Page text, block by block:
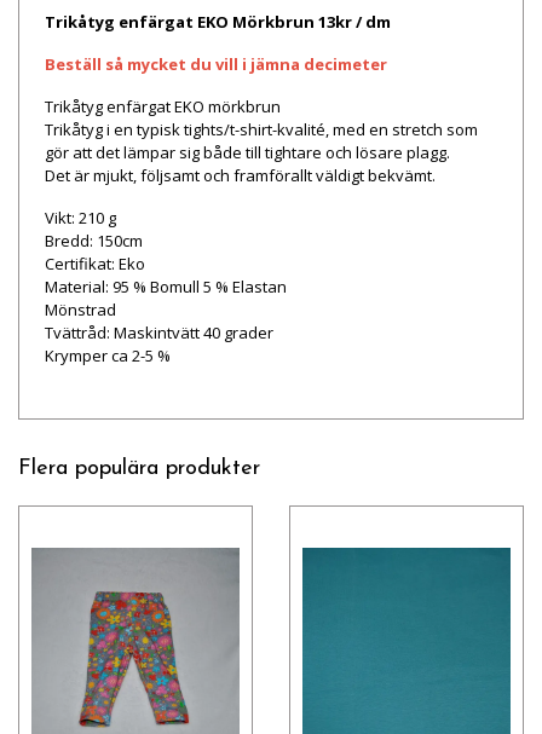
Trikåtyg enfärgat EKO Mörkbrun 13kr / dm
Beställ så mycket du vill i jämna decimeter
Trikåtyg enfärgat EKO mörkbrun
Trikåtyg i en typisk tights/t-shirt-kvalité, med en stretch som
gör att det lämpar sig både till tightare och lösare plagg.
Det är mjukt, följsamt och framförallt väldigt bekvämt.
Vikt: 210 g
Bredd: 150cm
Certifikat: Eko
Material: 95 % Bomull 5 % Elastan
Mönstrad
Tvättråd: Maskintvätt 40 grader
Krymper ca 2-5 %
Flera populära produkter